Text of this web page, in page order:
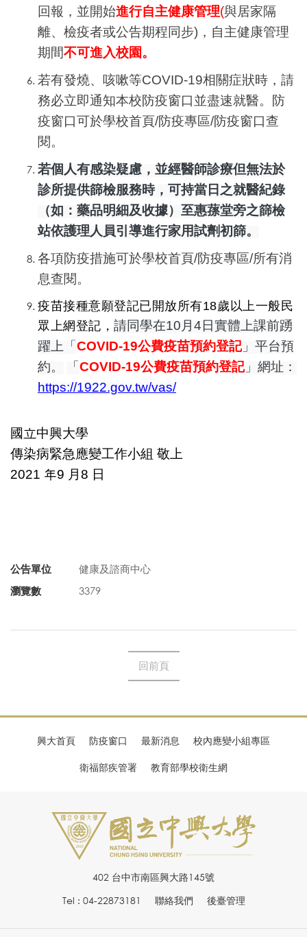
回報，並開始進行自主健康管理(與居家隔
離、檢疫者或公告期程同步)，自主健康管理
期間不可進入校園。
若有發燒、咳嗽等COVID-19相關症狀時，請
務必立即通知本校防疫窗口並盡速就醫。防
疫窗口可於學校首頁/防疫專區/防疫窗口查
閱。
若個人有感染疑慮，並經醫師診療但無法於
診所提供篩檢服務時，可持當日之就醫紀錄
（如：藥品明細及收據）至惠蓀堂旁之篩檢
站依護理人員引導進行家用試劑初篩。
各項防疫措施可於學校首頁/防疫專區/所有消
息查閱。
疫苗接種意願登記已開放所有18歲以上一般民
眾上網登記，請同學在10月4日實體上課前踴
躍上「 COVID-19公費疫苗預約登記 」平台預
約。
「 COVID-19公費疫苗預約登記 」網址：
https://1922.gov.tw/vas/
國立中興大學
傳染病緊急應變工作小組 敬上
2021 年9 月8 日
公告單位
健康及諮商中心
瀏覽數
3379
回前頁
興大首頁 防疫窗口 最新消息 校內應變小組專區
衛福部疾管署 教育部學校衛生網
402 台中市南區興大路145號
Tel : 04-22873181
聯絡我們 後臺管理